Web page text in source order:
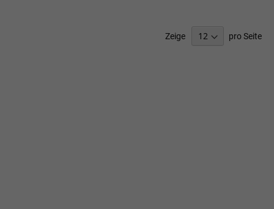
Zeige
pro Seite